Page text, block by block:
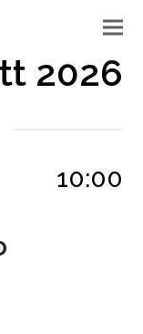
2026
10:00